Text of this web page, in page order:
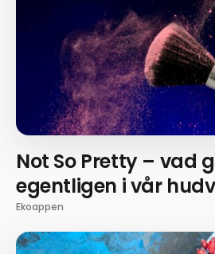
Not So Pretty – vad
egentligen i vår
Ekoappen